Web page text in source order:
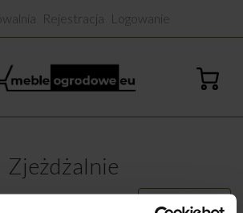
Rejestracja Logowanie
Zjeżdżalnie